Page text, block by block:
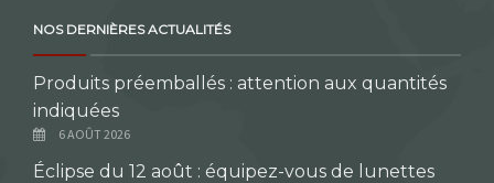
NOS DERNIÈRES ACTUALITÉS
Produits préemballés : attention aux quantités
indiquées
6 AOÛT 2026
Éclipse du 12 août : équipez-vous de lunettes